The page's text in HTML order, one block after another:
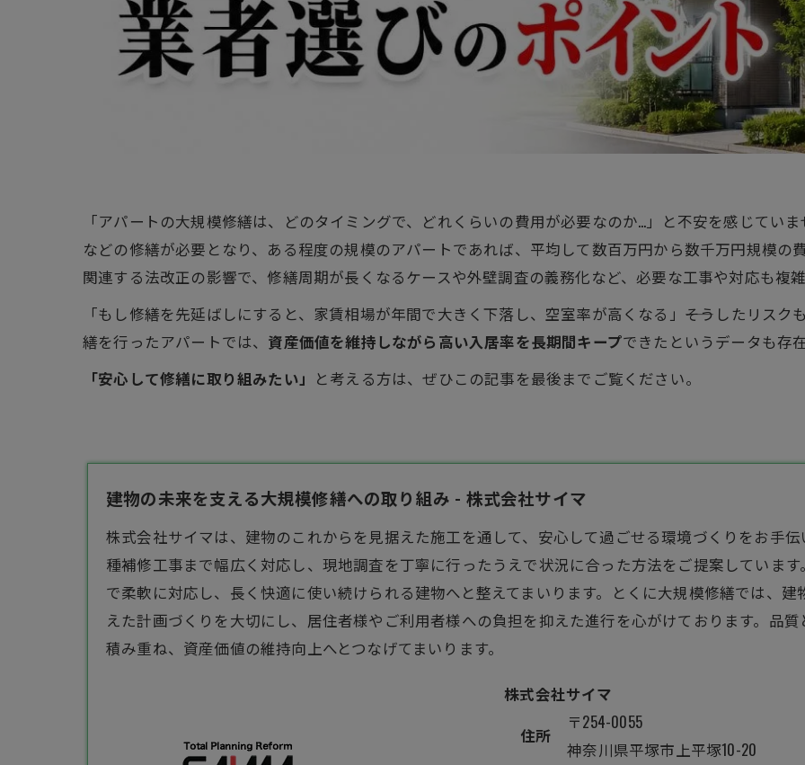
「アパートの大規模修繕は、どのタイミングで、どれくらいの費用が必要なのか…」と不安を感じてい
などの修繕が必要となり、ある程度の規模のアパートであれば、平均して数百万円から数千万円規模の
関連する法改正の影響で、修繕周期が長くなるケースや外壁調査の義務化など、必要な工事や対応も複
「もし修繕を先延ばしにすると、家賃相場が年間で大きく下落し、空室率が高くなる」――そうしたリス
繕を行ったアパートでは、 資産価値を維持しながら高い入居率を長期間キープできたというデータも存
「安心して修繕に取り組みたい」 と考える方は、ぜひこの記事を最後までご覧ください。
建物の未来を支える大規模修繕への取り組み - 株式会社サイマ
株式会社サイマは、建物のこれからを見据えた施工を通して、安心して過ごせる環境づくりをお手
種補修工事まで幅広く対応し、現地調査を丁寧に行ったうえで状況に合った方法をご提案していま
で柔軟に対応し、長く快適に使い続けられる建物へと整えてまいります。とくに大規模修繕では、建
えた計画づくりを大切にし、居住者様やご利用者様への負担を抑えた進行を心がけております。品
積み重ね、資産価値の維持向上へとつなげてまいります。
株式会社サイマ
住所
〒254-0055
神奈川県平塚市上平塚10-20